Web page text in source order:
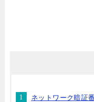
ネットワーク暗証